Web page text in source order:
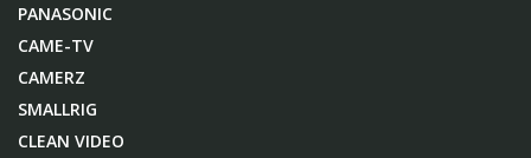
PANASONIC
CAME-TV
CAMERZ
SMALLRIG
CLEAN VIDEO